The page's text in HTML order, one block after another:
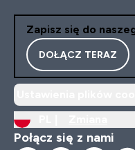
Zapisz się do
DOŁĄCZ TERAZ
Połącz się z nami